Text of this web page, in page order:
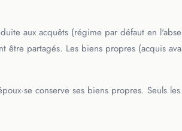
aux acquêts (régime par défaut en
être partagés. Les biens propres (acquis
conserve ses biens propres. Seuls